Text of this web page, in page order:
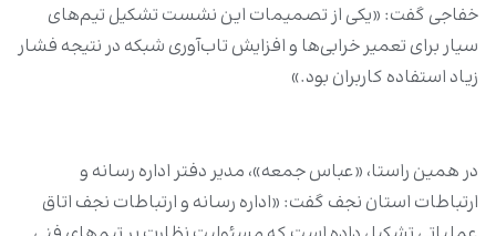
خفاجی گفت: «یکی از تصمیمات این نشست تشکیل تیم‌های
سیار برای تعمیر خرابی‌ها و افزایش تاب‌آوری شبکه در نتیجه فشار
زیاد استفاده کاربران بود.»
در همین راستا، «عباس جمعه»، مدیر دفتر اداره رسانه و
ارتباطات استان نجف گفت: «اداره رسانه و ارتباطات نجف اتاق